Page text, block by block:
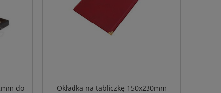
80g 500ark.
do
Okładka na tabliczkę 150x230mm